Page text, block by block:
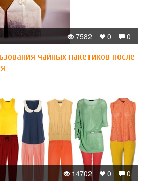
0
0
7582
чайных пакетиков после
0
0
14702